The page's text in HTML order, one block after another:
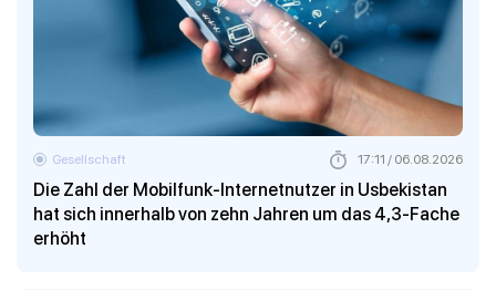
Die Zahl der Mobilfunk-Internetnutzer in Usbekistan
hat sich innerhalb von zehn Jahren um das 4,3-Fache
erhöht
Gesellschaft 17:11 / 06.08.2026